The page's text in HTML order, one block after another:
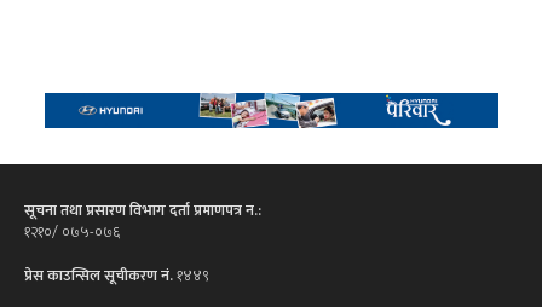
सूचना तथा प्रसारण विभाग दर्ता प्रमाणपत्र न.:
१२१०/ ०७५-०७६
प्रेस काउन्सिल सूचीकरण नं.१४४९